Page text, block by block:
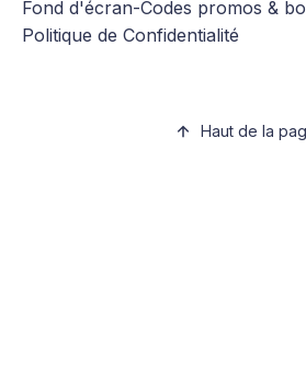
Fond d'écran-Codes promos &
Politique de Confidentialité
Haut de la